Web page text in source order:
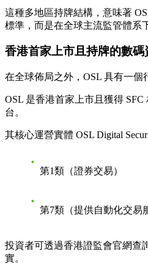
這種多地區持牌結構，意味著
標準，而是在全球主流監管體系
香港首家上市且持牌的數碼
在全球佈局之外，OSL 具有一個
OSL 是香港首家上市且獲得
台。
其核心運營實體 OSL Digital
第1類（證券交易）
第7類（提供自動化交易
投資者可透過香港證監會官網查
實。